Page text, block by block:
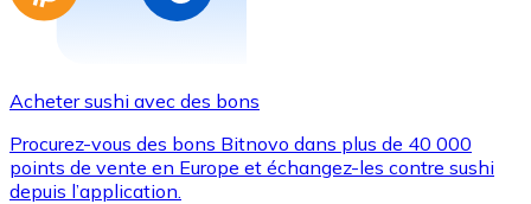
Acheter sushi avec des bons
Procurez-vous des bons Bitnovo dans plus de 40 000
points de vente en Europe et échangez-les contre sushi
depuis l’application.